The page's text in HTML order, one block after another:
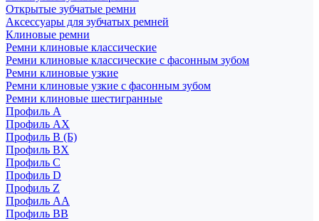
Открытые зубчатые ремни
Аксессуары для зубчатых ремней
Клиновые ремни
Ремни клиновые классические
Ремни клиновые классические с фасонным зубом
Ремни клиновые узкие
Ремни клиновые узкие с фасонным зубом
Ремни клиновые шестигранные
Профиль A
Профиль AX
Профиль B (Б)
Профиль BX
Профиль C
Профиль D
Профиль Z
Профиль АА
Профиль BB